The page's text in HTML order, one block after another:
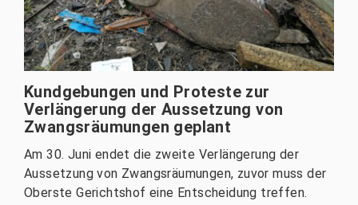
Kundgebungen und Proteste zur
Verlängerung der Aussetzung von
Zwangsräumungen geplant
Am 30. Juni endet die zweite Verlängerung der
Aussetzung von Zwangsräumungen, zuvor muss der
Oberste Gerichtshof eine Entscheidung treffen.